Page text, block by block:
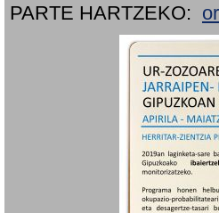
PARTE HARTZEKO: